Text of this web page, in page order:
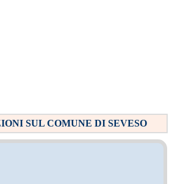
SUL COMUNE DI SEVESO